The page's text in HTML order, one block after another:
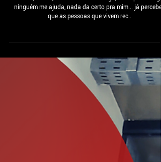
A Vacina da Positividade
Ó céus, ó vida, tudo acontece comigo, é sempre comigo,
ninguém me ajuda, nada da certo pra mim... já
que as pessoas que vivem rec..